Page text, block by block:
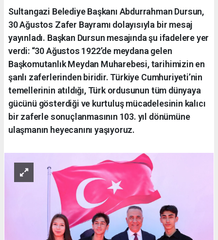
Sultangazi Belediye Başkanı Abdurrahman Dursun,
30 Ağustos Zafer Bayramı dolayısıyla bir mesaj
yayınladı. Başkan Dursun mesajında şu ifadelere yer
verdi: “30 Ağustos 1922’de meydana gelen
Başkomutanlık Meydan Muharebesi, tarihimizin en
şanlı zaferlerinden biridir. Türkiye Cumhuriyeti’nin
temellerinin atıldığı, Türk ordusunun tüm dünyaya
gücünü gösterdiği ve kurtuluş mücadelesinin kalıcı
bir zaferle sonuçlanmasının 103. yıl dönümüne
ulaşmanın heyecanını yaşıyoruz.